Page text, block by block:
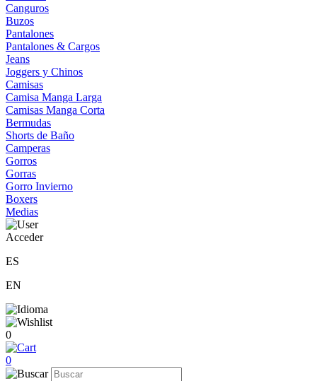
Canguros
Buzos
Pantalones
Pantalones & Cargos
Jeans
Joggers y Chinos
Camisas
Camisa Manga Larga
Camisas Manga Corta
Bermudas
Shorts de Baño
Camperas
Gorros
Gorras
Gorro Invierno
Boxers
Medias
Acceder
ES
EN
0
0